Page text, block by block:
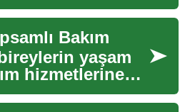
Bakım
yaşam
hizmetlerine